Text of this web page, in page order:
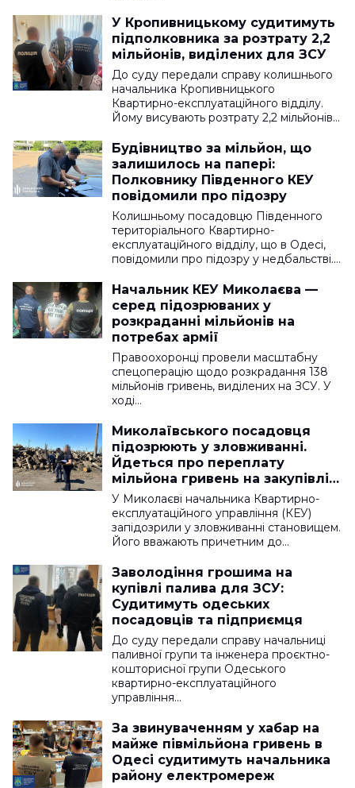
У Кропивницькому судитимуть
підполковника за розтрату 2,2
мільйонів, виділених для ЗСУ
До суду передали справу колишнього
начальника Кропивницького
Квартирно-експлуатаційного відділу.
Йому висувають розтрату 2,2 мільйонів…
Будівництво за мільйон, що
залишилось на папері:
Полковнику Південного КЕУ
повідомили про підозру
Колишньому посадовцю Південного
територіального Квартирно-
експлуатаційного відділу, що в Одесі,
повідомили про підозру у недбальстві.…
Начальник КЕУ Миколаєва —
серед підозрюваних у
розкраданні мільйонів на
потребах армії
Правоохоронці провели масштабну
спецоперацію щодо розкрадання 138
мільйонів гривень, виділених на ЗСУ. У
ході…
Миколаївського посадовця
підозрюють у зловживанні.
Йдеться про переплату
мільйона гривень на закупівлі
для армії
У Миколаєві начальника Квартирно-
експлуатаційного управління (КЕУ)
запідозрили у зловживанні становищем.
Його вважають причетним до…
Заволодіння грошима на
купівлі палива для ЗСУ:
Судитимуть одеських
посадовців та підприємця
До суду передали справу начальниці
паливної групи та інженера проєктно-
кошторисної групи Одеського
квартирно-експлуатаційного
управління…
За звинуваченням у хабар на
майже півмільйона гривень в
Одесі судитимуть начальника
району електромереж